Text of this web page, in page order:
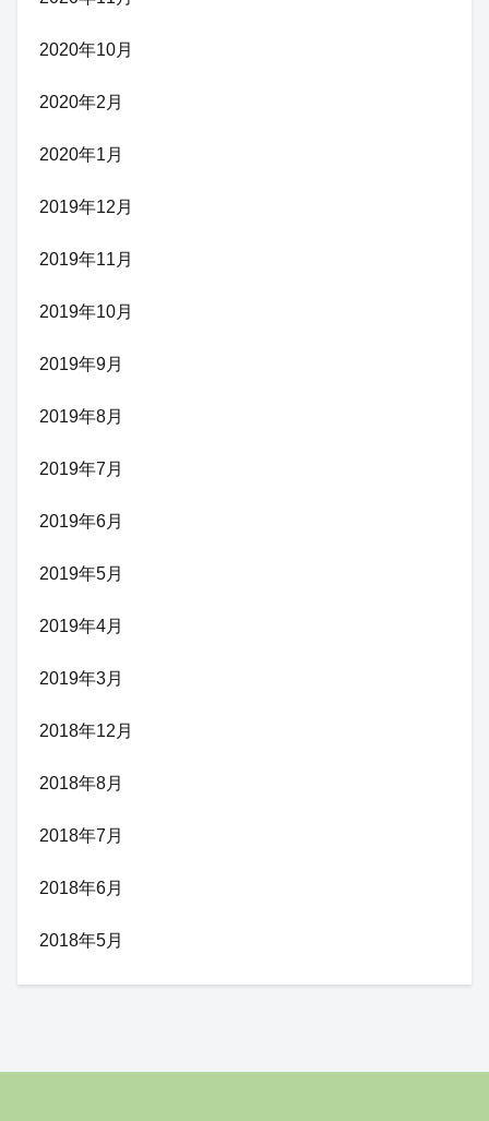
2020年10月
2020年2月
2020年1月
2019年12月
2019年11月
2019年10月
2019年9月
2019年8月
2019年7月
2019年6月
2019年5月
2019年4月
2019年3月
2018年12月
2018年8月
2018年7月
2018年6月
2018年5月